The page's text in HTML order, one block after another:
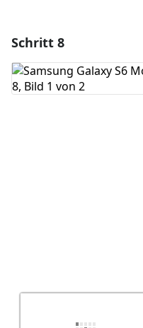
Kommentar
Schritt 8